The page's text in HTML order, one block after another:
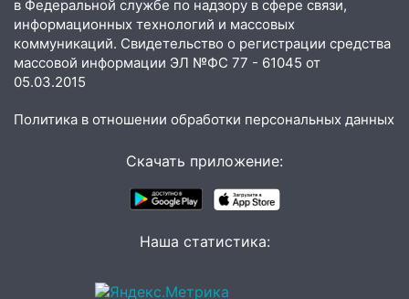
17:30 Где есть бензин в Ульяновске 5
августа после рабочего дня: список АЗС
17:05
«Обыск» по видеосвязи: в
Ульяновске задержали 19-летнюю
Вешкайме посиделки с судимым
18-летняя девушка без прав
в Федеральной службе по надзору в сфере связи,
информационных технологий и массовых
коммуникаций. Свидетельство о регистрации средства
массовой информации ЭЛ №ФС 77 - 61045 от
05.03.2015
Политика в отношении обработки персональных данных
Скачать приложение:
Наша статистика: